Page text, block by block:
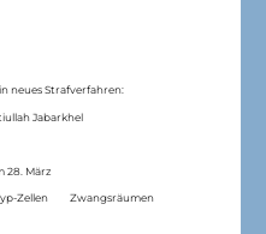
neues Strafverfahren:
Jabarkhel
28. März
Zellen Zwangsräumen